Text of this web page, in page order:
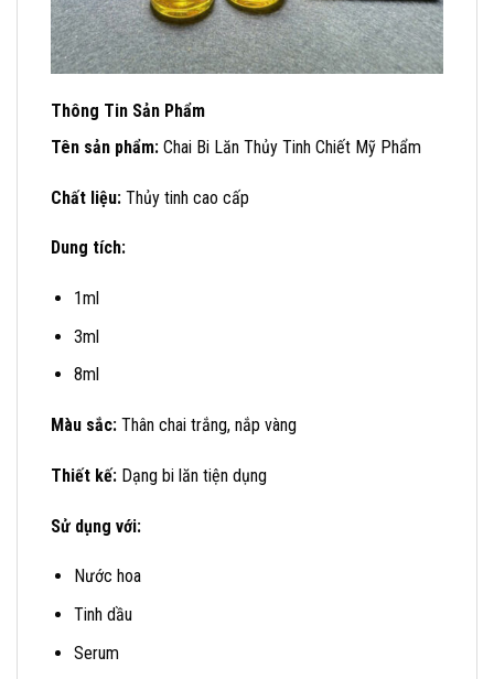
Thông Tin Sản Phẩm
Tên sản phẩm: Chai Bi Lăn Thủy Tinh Chiết Mỹ Phẩm
Chất liệu: Thủy tinh cao cấp
Dung tích:
1ml
3ml
8ml
Màu sắc: Thân chai trắng, nắp vàng
Thiết kế: Dạng bi lăn tiện dụng
Sử dụng với:
Nước hoa
Tinh dầu
Serum